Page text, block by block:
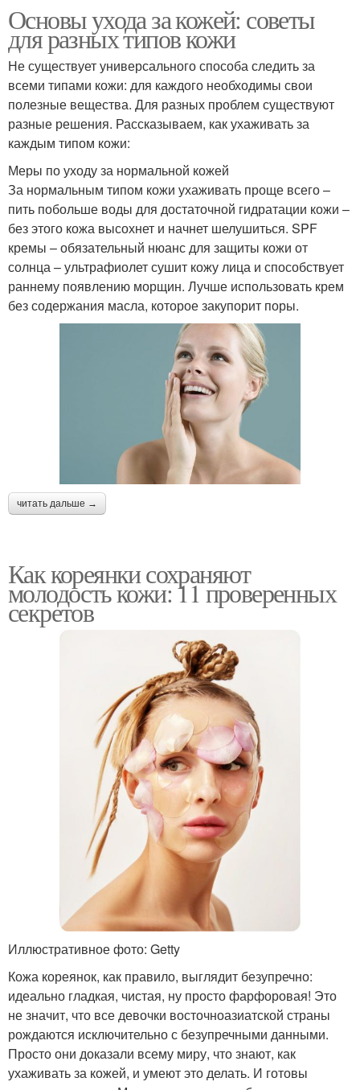
Основы ухода за кожей: советы
для разных типов кожи
Не существует универсального способа следить за
всеми типами кожи: для каждого необходимы свои
полезные вещества. Для разных проблем существуют
разные решения. Рассказываем, как ухаживать за
каждым типом кожи:
Меры по уходу за нормальной кожей
За нормальным типом кожи ухаживать проще всего –
пить побольше воды для достаточной гидратации кожи –
без этого кожа высохнет и начнет шелушиться. SPF
кремы – обязательный нюанс для защиты кожи от
солнца – ультрафиолет сушит кожу лица и способствует
раннему появлению морщин. Лучше использовать крем
без содержания масла, которое закупорит поры.
читать дальше →
Как кореянки сохраняют
молодость кожи: 11 проверенных
секретов
Иллюстративное фото: Getty
Кожа кореянок, как правило, выглядит безупречно:
идеально гладкая, чистая, ну просто фарфоровая! Это
не значит, что все девочки восточноазиатской страны
рождаются исключительно с безупречными данными.
Просто они доказали всему миру, что знают, как
ухаживать за кожей, и умеют это делать. И готовы